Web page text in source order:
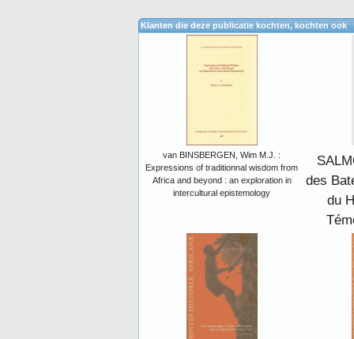
Klanten die deze publicatie kochten, kochten ook
van BINSBERGEN, Wim M.J. :
Expressions of traditionnal wisdom from
Africa and beyond : an exploration in
intercultural epistemology
des
du